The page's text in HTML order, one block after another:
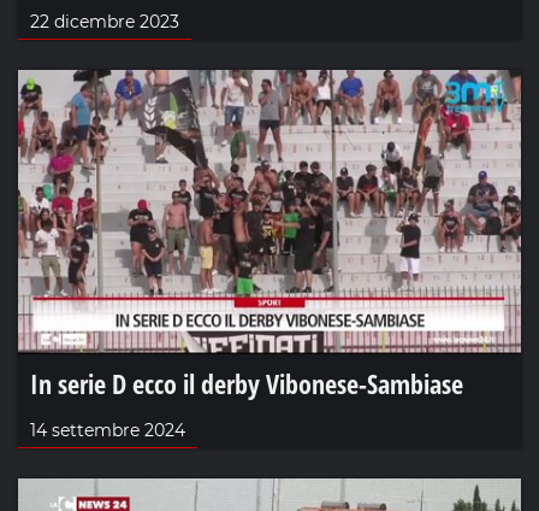
22 dicembre 2023
In serie D ecco il derby Vibonese-Sambiase
14 settembre 2024